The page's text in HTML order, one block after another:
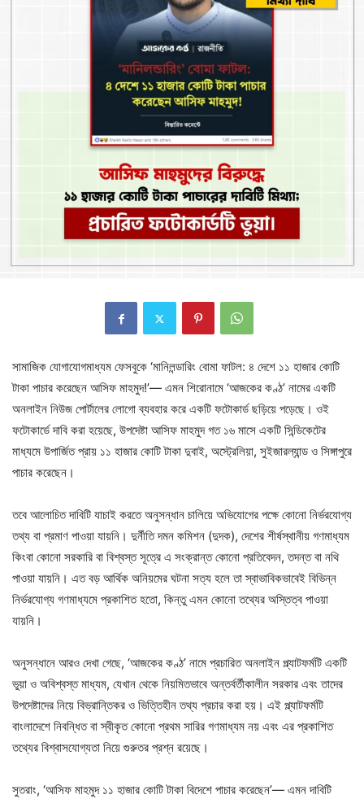
সামাজিক যোগাযোগমাধ্যম ফেসবুকে ‘মানিলন্ডারিং বোমা ফাটল: ৪ দেশে ১১ হাজার কোটি
টাকা পাচার করেছেন আসিফ মাহমুদ!’— এমন শিরোনামে ‘আজকের কণ্ঠ’ নামের একটি
অনলাইন নিউজ পোর্টালের লোগো ব্যবহার করে একটি ফটোকার্ড ছড়িয়ে পড়েছে। ওই
ফটোকার্ডে দাবি করা হয়েছে, উপদেষ্টা আসিফ মাহমুদ গত ১৬ মাসে একটি সিন্ডিকেটের
মাধ্যমে উপার্জিত প্রায় ১১ হাজার কোটি টাকা দুবাই, অস্ট্রেলিয়া, সুইজারল্যান্ড ও সিঙ্গাপুরে
পাচার করেছেন।
তবে আলোচিত দাবিটি যাচাই করতে অনুসন্ধান চালিয়ে অভিযোগের পক্ষে কোনো নির্ভরযোগ্য
তথ্য বা প্রমাণ পাওয়া যায়নি। দুর্নীতি দমন কমিশন (দুদক), দেশের শীর্ষস্থানীয় গণমাধ্যম
কিংবা কোনো সরকারি বা বিশ্বস্ত সূত্রে এ সংক্রান্ত কোনো প্রতিবেদন, তদন্ত বা নথি
পাওয়া যায়নি। এত বড় আর্থিক অনিয়মের ঘটনা সত্য হলে তা স্বাভাবিকভাবেই বিভিন্ন
নির্ভরযোগ্য গণমাধ্যমে প্রকাশিত হতো, কিন্তু এমন কোনো তথ্যের অস্তিত্ব পাওয়া
যায়নি।
অনুসন্ধানে আরও দেখা গেছে, ‘আজকের কণ্ঠ’ নামে প্রচারিত অনলাইন প্ল্যাটফর্মটি একটি
ভুয়া ও অবিশ্বস্ত মাধ্যম, যেখান থেকে নিয়মিতভাবে অন্তর্বর্তীকালীন সরকার এবং তাদের
উপদেষ্টাদের নিয়ে বিভ্রান্তিকর ও ভিত্তিহীন তথ্য প্রচার করা হয়। এই প্ল্যাটফর্মটি
বাংলাদেশে নিবন্ধিত বা স্বীকৃত কোনো প্রথম সারির গণমাধ্যম নয় এবং এর প্রকাশিত
তথ্যের বিশ্বাসযোগ্যতা নিয়ে গুরুতর প্রশ্ন রয়েছে।
সুতরাং, ‘আসিফ মাহমুদ ১১ হাজার কোটি টাকা বিদেশে পাচার করেছেন’— এমন দাবিটি